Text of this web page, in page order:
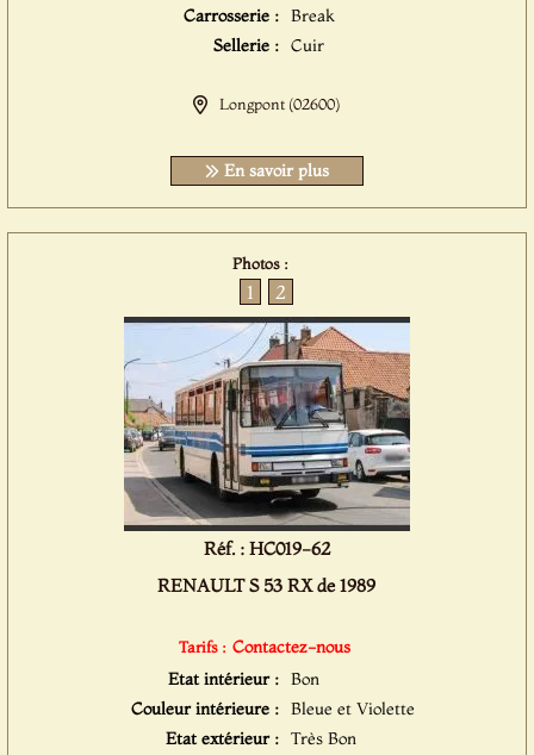
Carrosserie : Break
Sellerie : Cuir
Longpont (02600)
En savoir plus
Photos :
1 2
Réf. : HC019-62
RENAULT S 53 RX de 1989
Tarifs : Contactez-nous
Etat intérieur : Bon
Couleur intérieure : Bleue et Violette
Etat extérieur : Très Bon